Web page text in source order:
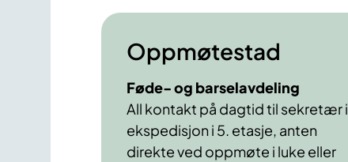
Oppmøtestad
Føde- og barselavdeling
All kontakt på dagtid til sekretær i
ekspedisjon i 5. etasje, anten
direkte ved oppmøte i luke eller